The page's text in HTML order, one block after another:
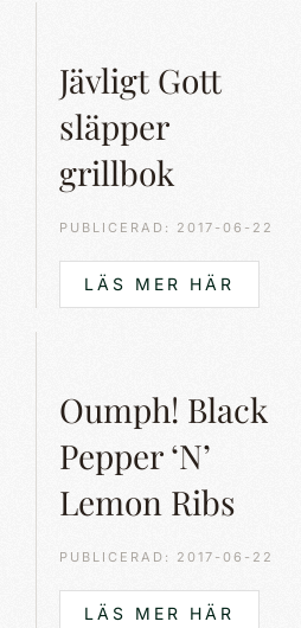
Jävligt Gott
släpper
grillbok
PUBLICERAD: 2017-06-22
LÄS MER HÄR
Oumph! Black
Pepper ‘N’
Lemon Ribs
PUBLICERAD: 2017-06-22
LÄS MER HÄR